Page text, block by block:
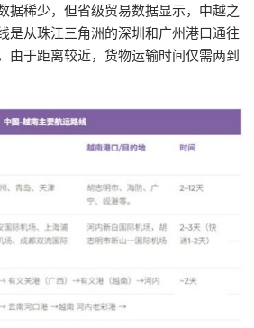
据稀少，但省级贸易数据显示，中越之
是从珠江三角洲的深圳和广州港口通往
由于距离较近，货物运输时间仅需两到